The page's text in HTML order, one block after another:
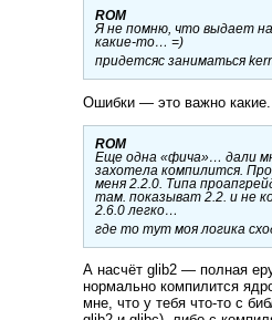
ROM
Я не помню, что выдает
какие-то… =)
придетсяс заниматься
Ошибки — это важно какие.
ROM
Еще одна «фича»… дали
захотела компилится.
меня 2.2.0. Типа
там. показыват 2.2. и не
2.6.0 легко…
где то тут моя логика
А насчёт glib2 — полная
нормально компилится
мне, что у тебя что-то с